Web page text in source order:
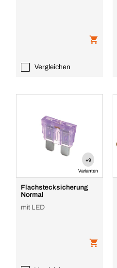
Vergleichen
+9
Varianten
Flachstecksicherung
Normal
mit LED